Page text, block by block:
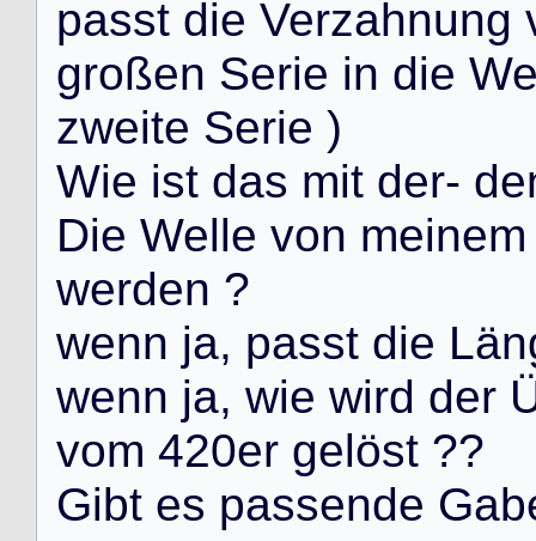
passt die Verzahnung
großen Serie in die W
zweite Serie )
Wie ist das mit der- de
Die Welle von meinem
werden ?
wenn ja, passt die Län
wenn ja, wie wird der
vom 420er gelöst ??
Gibt es passende Gab